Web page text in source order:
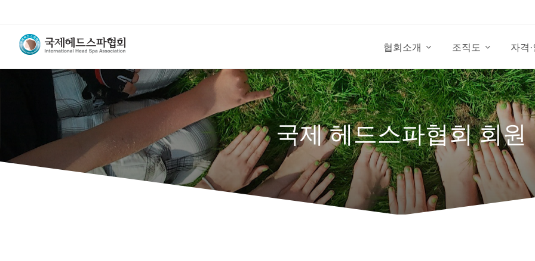
협회소개 조직도 자격
국제 헤드스파협회 회원